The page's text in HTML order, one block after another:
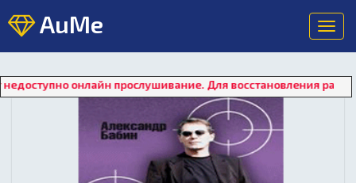
AuMe
прослушивание. Для восстановления работы плеера